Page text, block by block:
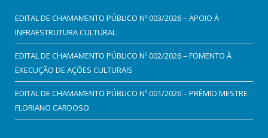
EDITAL DE CHAMAMENTO PÚBLICO Nº 003/2026 – APOIO À
INFRAESTRUTURA CULTURAL
EDITAL DE CHAMAMENTO PÚBLICO Nº 002/2026 – FOMENTO À
EXECUÇÃO DE AÇÕES CULTURAIS
EDITAL DE CHAMAMENTO PÚBLICO Nº 001/2026 – PRÊMIO MESTRE
FLORIANO CARDOSO